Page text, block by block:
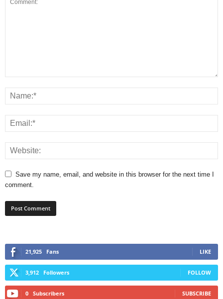
Save my name, email, and website in this browser for the next time I
comment.
21,925 Fans LIKE
3,912 Followers FOLLOW
0 Subscribers SUBSCRIBE